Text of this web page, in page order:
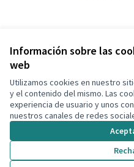
Información sobre las
web
Utilizamos cookies en nuestro
y el contenido del mismo. Las
experiencia de usuario y unos
nuestros canales de redes
Ver todas las propuestas
Términos y condiciones de uso
Configuración de cookies
Decidim Calafell en X
(Enlace externo)
Decidim Calafell en
Decidim Calafell en
Decidim Calafell
(Enlace externo)